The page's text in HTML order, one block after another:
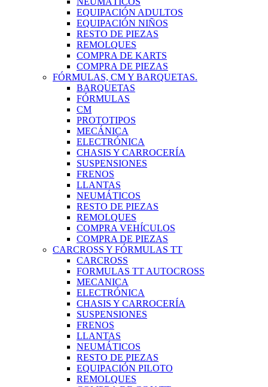
EQUIPACIÓN ADULTOS
EQUIPACIÓN NIÑOS
RESTO DE PIEZAS
REMOLQUES
COMPRA DE KARTS
COMPRA DE PIEZAS
FÓRMULAS, CM Y BARQUETAS.
BARQUETAS
FÓRMULAS
CM
PROTOTIPOS
MECÁNICA
ELECTRÓNICA
CHASIS Y CARROCERÍA
SUSPENSIONES
FRENOS
LLANTAS
NEUMÁTICOS
RESTO DE PIEZAS
REMOLQUES
COMPRA VEHÍCULOS
COMPRA DE PIEZAS
CARCROSS Y FÓRMULAS TT
CARCROSS
FORMULAS TT AUTOCROSS
MECANICA
ELECTRÓNICA
CHASIS Y CARROCERÍA
SUSPENSIONES
FRENOS
LLANTAS
NEUMÁTICOS
RESTO DE PIEZAS
EQUIPACIÓN PILOTO
REMOLQUES